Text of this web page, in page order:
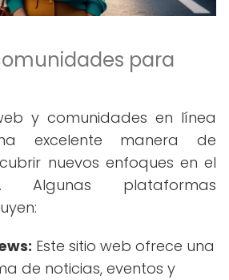
para
y comunidades en línea
excelente manera de
nuevos enfoques en el
Algunas plataformas
Este sitio web ofrece una
de noticias, eventos y